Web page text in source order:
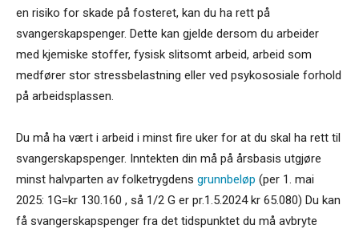
en risiko for skade på fosteret, kan du ha rett på
svangerskapspenger. Dette kan gjelde dersom du arbeider
med kjemiske stoffer, fysisk slitsomt arbeid, arbeid som
medfører stor stressbelastning eller ved psykososiale forhold
på arbeidsplassen.
Du må ha vært i arbeid i minst fire uker for at du skal ha rett til
svangerskapspenger. Inntekten din må på årsbasis utgjøre
minst halvparten av folketrygdens grunnbeløp (per 1. mai
2025: 1G=kr 130.160 , så 1/2 G er pr.1.5.2024 kr 65.080) Du kan
få svangerskapspenger fra det tidspunktet du må avbryte